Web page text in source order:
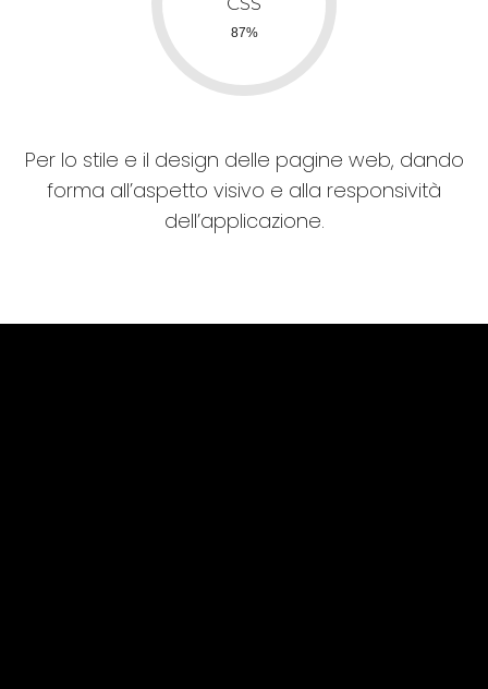
Per lo stile e il design delle pagine web, dando
forma all’aspetto visivo e alla responsività
dell’applicazione.